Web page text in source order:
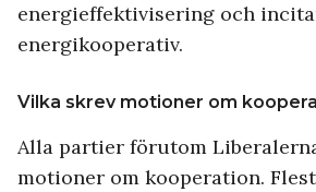
energieffektivisering och
energikooperativ.
Vilka skrev motioner om
Alla partier förutom
motioner om kooperation.